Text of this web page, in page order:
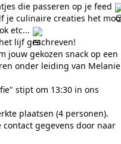
die passeren op je feed
je culinaire creaties het
etc...
lijf geschreven!
jouw gekozen snack op een
onder leiding van Melanie
stipt om 13:30 in ons
plaatsen (4 personen).
contact gegevens door naar